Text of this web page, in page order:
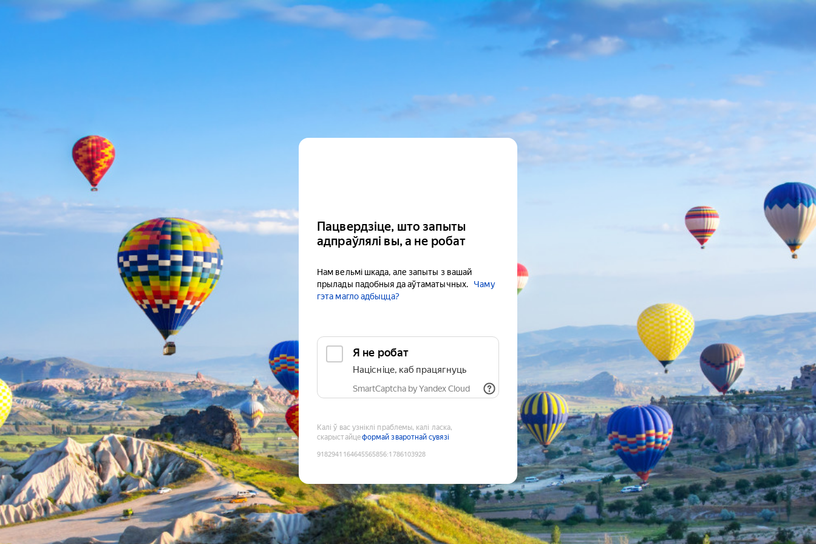
Пацвердзіце, што запыты
адпраўлялі вы, а не робат
Нам вельмі шкада, але запыты з вашай
прылады падобныя да аўтаматычных.
Чаму
гэта магло адбыцца?
Я не робат
Націсніце, каб працягнуць
SmartCaptcha by Yandex Cloud
Калі ў вас узніклі праблемы, калі ласка,
скарыстайцеформай зваротнай сувязі
9182941164645565856:1786103928